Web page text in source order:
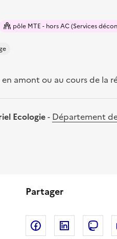
pôle MTE - hors AC (Services
amont ou au cours de la
Ecologie- Département
Partager
Partager surPartager